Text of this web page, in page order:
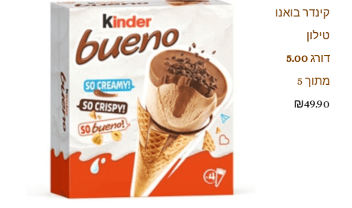
קינדר בואנו
טילון
דורג5.00
מתוך 5
₪49.90